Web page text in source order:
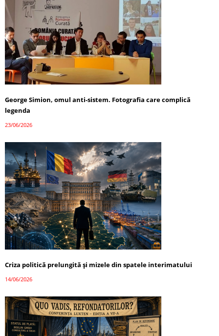
George Simion, omul anti-sistem. Fotografia care complică
legenda
23/06/2026
Criza politică prelungită și mizele din spatele interimatului
14/06/2026